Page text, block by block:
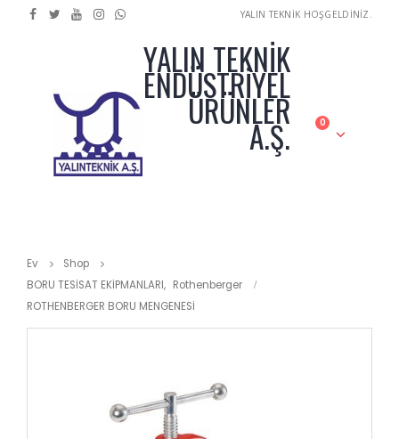
YALIN TEKNİK HOŞGELDİNİZ.
YALIN TEKNİK
ENDÜSTRİYEL
ÜRÜNLER
A.Ş. 0
Ev
Shop
BORU TESİSAT EKİPMANLARI, Rothenberger
ROTHENBERGER BORU MENGENESİ